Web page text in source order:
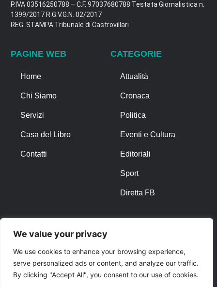
We value your privacy
We use cookies to enhance your browsing experience,
serve personalized ads or content, and analyze our traffic.
By clicking "Accept All", you consent to our use of cookies.
P.IVA 03516250788 – C.F. 97037680788 Testata Giornalistica n.
1399/2017 R.G.V.G.N. 02/2017
REG. STAMPA Tribunale di Castrovillari
PAGINE WEB
Home
Chi Siamo
Servizi
Casa del Libro
Contatti
CATEGORIE
Attualità
Cronaca
Politica
Eventi e Cultura
Editoriali
Sport
Diretta FB
Privacy Policy